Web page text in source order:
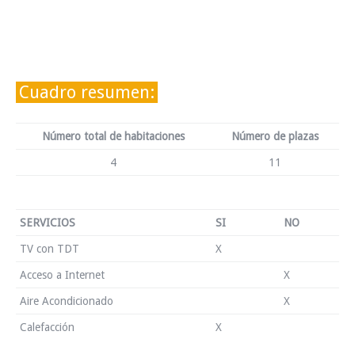
Cuadro resumen:
Número total de habitaciones Número de plazas
4 11
SERVICIOS SI NO
TV con TDT X
Acceso a Internet X
Aire Acondicionado X
Calefacción X